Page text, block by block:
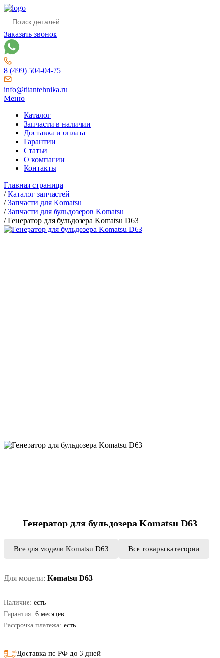
Заказать звонок
8 (499) 504-04-75
info@titantehnika.ru
Меню
Каталог
Запчасти в наличии
Доставка и оплата
Гарантии
Статьи
О компании
Контакты
Главная страница
/Каталог запчастей
/Запчасти для Komatsu
/Запчасти для бульдозеров Komatsu
/Генератор для бульдозера Komatsu D63
Генератор для бульдозера Komatsu D63
Все для модели Komatsu D63 Все товары категории
Для модели: Komatsu D63
Наличие: есть
Гарантия: 6 месяцев
Рассрочка платежа: есть
Доставка по РФ до 3 дней